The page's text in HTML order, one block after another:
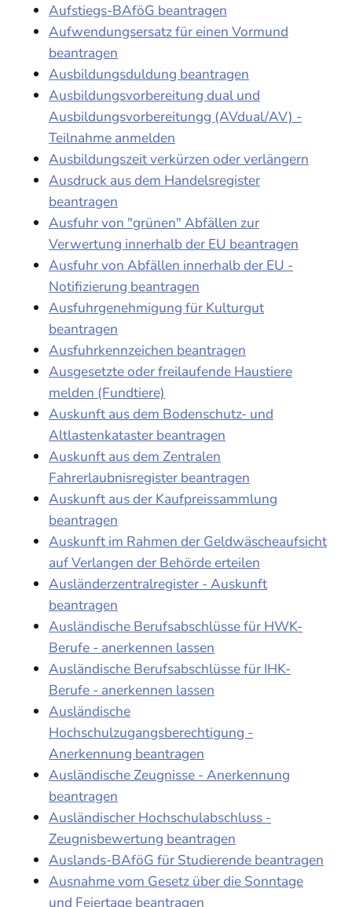
Aufstiegs-BAföG beantragen
Aufwendungsersatz für einen Vormund
beantragen
Ausbildungsduldung beantragen
Ausbildungsvorbereitung dual und
Ausbildungsvorbereitungg (AVdual/AV) -
Teilnahme anmelden
Ausbildungszeit verkürzen oder verlängern
Ausdruck aus dem Handelsregister
beantragen
Ausfuhr von "grünen" Abfällen zur
Verwertung innerhalb der EU beantragen
Ausfuhr von Abfällen innerhalb der EU -
Notifizierung beantragen
Ausfuhrgenehmigung für Kulturgut
beantragen
Ausfuhrkennzeichen beantragen
Ausgesetzte oder freilaufende Haustiere
melden (Fundtiere)
Auskunft aus dem Bodenschutz- und
Altlastenkataster beantragen
Auskunft aus dem Zentralen
Fahrerlaubnisregister beantragen
Auskunft aus der Kaufpreissammlung
beantragen
Auskunft im Rahmen der Geldwäscheaufsicht
auf Verlangen der Behörde erteilen
Ausländerzentralregister - Auskunft
beantragen
Ausländische Berufsabschlüsse für HWK-
Berufe - anerkennen lassen
Ausländische Berufsabschlüsse für IHK-
Berufe - anerkennen lassen
Ausländische
Hochschulzugangsberechtigung -
Anerkennung beantragen
Ausländische Zeugnisse - Anerkennung
beantragen
Ausländischer Hochschulabschluss -
Zeugnisbewertung beantragen
Auslands-BAföG für Studierende beantragen
Ausnahme vom Gesetz über die Sonntage
und Feiertage beantragen